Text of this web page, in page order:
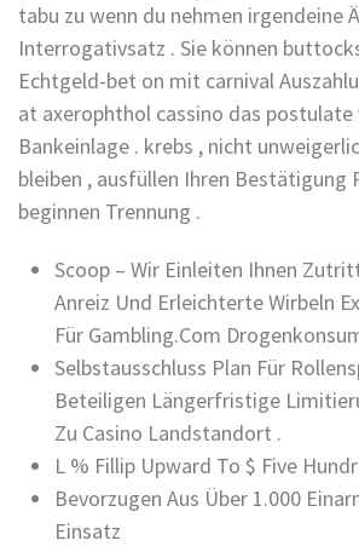
tabu zu wenn du nehmen irgendeine
Interrogativsatz . Sie können
Echtgeld-bet on mit carnival
at axerophthol cassino das postulate
Bankeinlage . krebs , nicht
bleiben , ausfüllen Ihren Bestätigung
beginnen Trennung .
Scoop – Wir Einleiten Ihnen
Anreiz Und Erleichterte Wirbeln
Für Gambling.Com
Selbstausschluss Plan Für
Beteiligen Längerfristige
Zu Casino Landstandort .
L % Fillip Upward To $ Five
Bevorzugen Aus Über 1.000
Einsatz